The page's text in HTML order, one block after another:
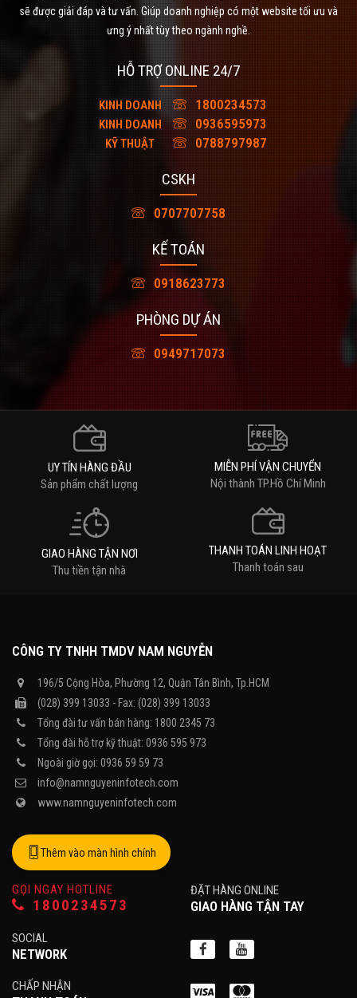
sẽ được giải đáp và tư vấn. Giúp doanh nghiệp có một website tối ưu và
ưng ý nhất tùy theo ngành nghề.
HỖ TRỢ ONLINE 24/7
KINH DOANH 1800234573
KINH DOANH 0936595973
KỸ THUẬT 0788797987
CSKH
0707707758
KẾ TOÁN
0918623773
PHÒNG DỰ ÁN
0949717073
UY TÍN HÀNG ĐẦU
Sản phẩm chất lượng
MIỄN PHÍ VẬN CHUYỂN
Nội thành TP.Hồ Chí Minh
GIAO HÀNG TẬN NƠI
Thu tiền tận nhà
THANH TOÁN LINH HOẠT
Thanh toán sau
CÔNG TY TNHH TMDV NAM NGUYỄN
196/5 Cộng Hòa, Phường 12, Quận Tân Bình, Tp.HCM
(028) 399 13033 - Fax: (028) 399 13033
Tổng đài tư vấn bán hàng: 1800 2345 73
Tổng đài hỗ trợ kỹ thuật: 0936 595 973
Ngoài giờ gọi: 0936 59 59 73
info@namnguyeninfotech.com
www.namnguyeninfotech.com
Thêm vào màn hình chính
GỌI NGAY HOTLINE
1800234573
ĐẶT HÀNG ONLINE
GIAO HÀNG TẬN TAY
SOCIAL
NETWORK
CHẤP NHẬN